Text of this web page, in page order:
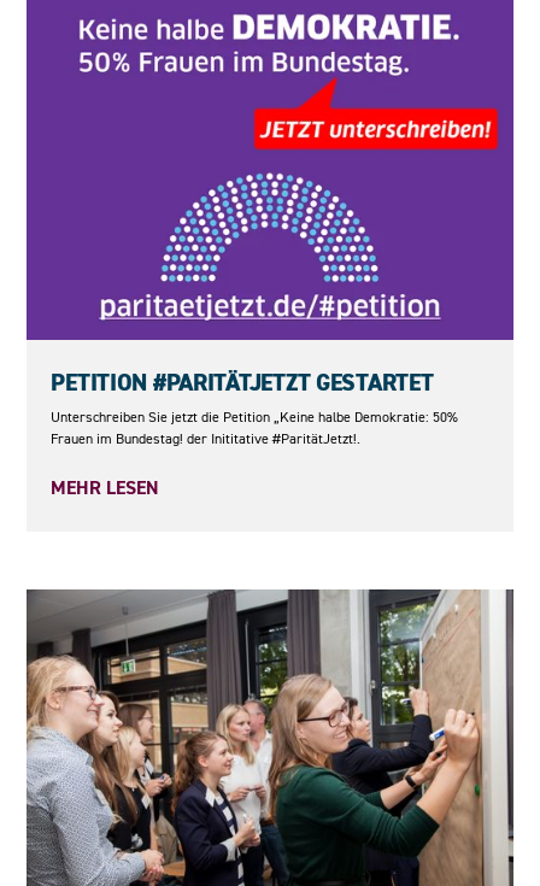
PETITION #PARITÄTJETZT GESTARTET
Unterschreiben Sie jetzt die Petition „Keine halbe Demokratie: 50%
Frauen im Bundestag! der Inititative #ParitätJetzt!.
MEHR LESEN